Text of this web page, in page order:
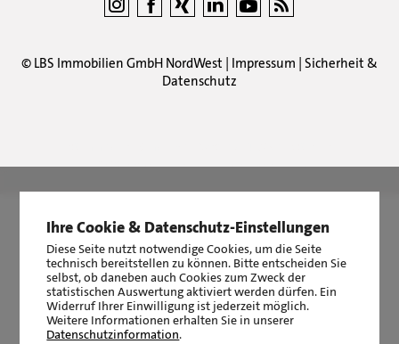
© LBS Immobilien GmbH NordWest | Impressum | Sicherheit &
Datenschutz
|2510Bewertungen auf ProvenExpert.com
Ihre Cookie & Datenschutz-Einstellungen
Diese Seite nutzt notwendige Cookies, um die Seite
technisch bereitstellen zu können. Bitte entscheiden Sie
selbst, ob daneben auch Cookies zum Zweck der
statistischen Auswertung aktiviert werden dürfen. Ein
Widerruf Ihrer Einwilligung ist jederzeit möglich.
Weitere Informationen erhalten Sie in unserer
Datenschutzinformation.